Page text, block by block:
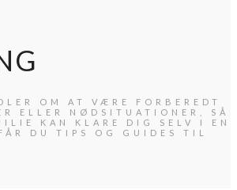
OM AT VÆRE FORBEREDT
ELLER NØDSITUATIONER, SÅ
KAN KLARE DIG SELV I EN
DU TIPS OG GUIDES TIL